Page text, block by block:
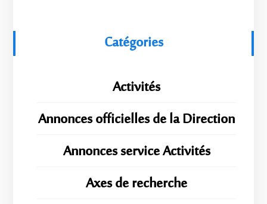
Catégories
Activités
Annonces officielles de la Direction
Annonces service Activités
Axes de recherche